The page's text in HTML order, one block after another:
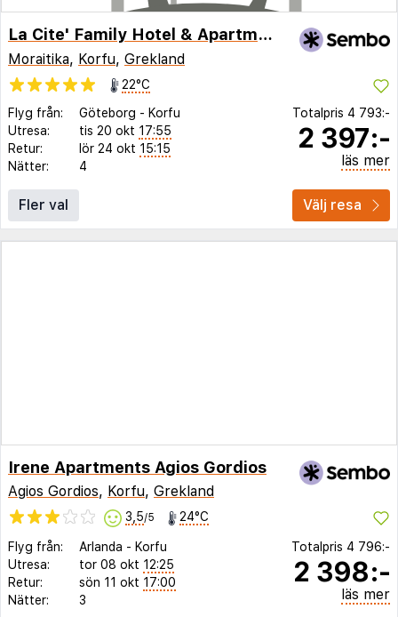
La Cite' Family Hotel & Apartments
Moraitika, Korfu, Grekland
22°C
Flyg från:
Göteborg - Korfu
Utresa:
tis 20 okt 17:55
Retur:
lör 24 okt 15:15
Nätter:
4
Totalpris 4 793:-
2 397:-
läs mer
Fler val Välj resa
Irene Apartments Agios Gordios
Agios Gordios, Korfu, Grekland
3,5/5 24°C
Flyg från: Arlanda - Korfu
Utresa:
tor 08 okt 12:25
Retur:
sön 11 okt 17:00
Nätter:
3
Totalpris 4 796:-
2 398:-
läs mer